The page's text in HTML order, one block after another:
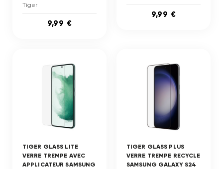
Tiger
9,99 €
9,99 €
TIGER GLASS LITE
VERRE TREMPE AVEC
APPLICATEUR SAMSUNG
TIGER GLASS PLUS
VERRE TREMPE RECYCLE
SAMSUNG GALAXY S24